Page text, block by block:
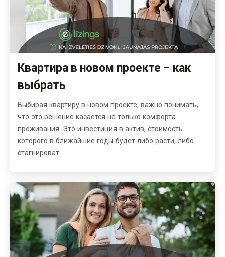
Квартира в новом проекте - как
выбрать
Выбирая квартиру в новом проекте, важно понимать,
что это решение касается не только комфорта
проживания. Это инвестиция в актив, стоимость
которого в ближайшие годы будет либо расти, либо
стагнироват